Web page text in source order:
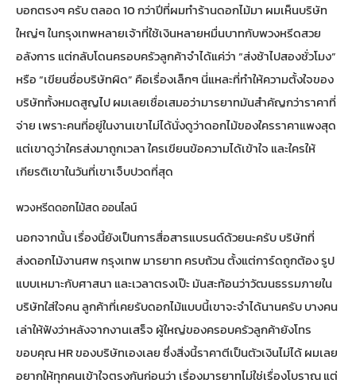
บอกตรงๆ ครับ ตลอด 10 กว่าปีที่ผมทำร้านดอกไม้มา ผมเห็นบริษัท
ใหญ่ๆ ในกรุงเทพหลายเจ้าที่ใช้เงินหลายหมื่นบาทกับพวงหรีดสวย
อลังการ แต่กลับโดนครอบครัวลูกค้าจำได้แค่ว่า “ส่งช้าไปสองชั่วโมง”
หรือ “เขียนชื่อบริษัทผิด” คือเรื่องเล็กๆ นี่แหละที่ทำให้ความตั้งใจของ
บริษัททั้งหมดสูญไป ผมเลยเชื่อเสมอว่ามารยาทมันสำคัญกว่าราคาที่
จ่าย เพราะคนที่อยู่ในงานเขาไม่ได้นั่งดูว่าดอกไม้ของใครราคาแพงสุด
แต่เขาดูว่าใครส่งมาถูกเวลา ใครเขียนข้อความได้เข้าใจ และใครให้
เกียรติเขาในวันที่เขาเจ็บปวดที่สุด
พวงหรีดดอกไม้สด ออนไลน์
นอกจากนั้น เรื่องนี้ยังเป็นการสื่อสารแบรนด์ด้วยนะครับ บริษัทที่
ส่งดอกไม้งานศพ กรุงเทพ มารยาท ครบถ้วน ตั้งแต่การ์ดถูกต้อง รูป
แบบเหมาะกับศาสนา และเวลาตรงเป๊ะ มันสะท้อนว่าวัฒนธรรมภายใน
บริษัทใส่ใจคน ลูกค้าที่เคยรับดอกไม้แบบนี้เขาจะจำได้นานครับ บางคน
เล่าให้ฟังว่าหลังจากงานเสร็จ ผู้ใหญ่ของครอบครัวลูกค้ายังโทร
ขอบคุณ HR ของบริษัทเองเลย ซึ่งสิ่งนี้ราคาตีเป็นตัวเงินไม่ได้ ผมเลย
อยากให้ทุกคนเข้าใจตรงกันก่อนว่า เรื่องมารยาทไม่ใช่เรื่องโบราณ แต่